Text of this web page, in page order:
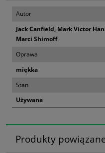
Autor
Jack Canfield, Mark Victor
Marci Shimoff
Oprawa
miękka
Stan
Używana
Produkty